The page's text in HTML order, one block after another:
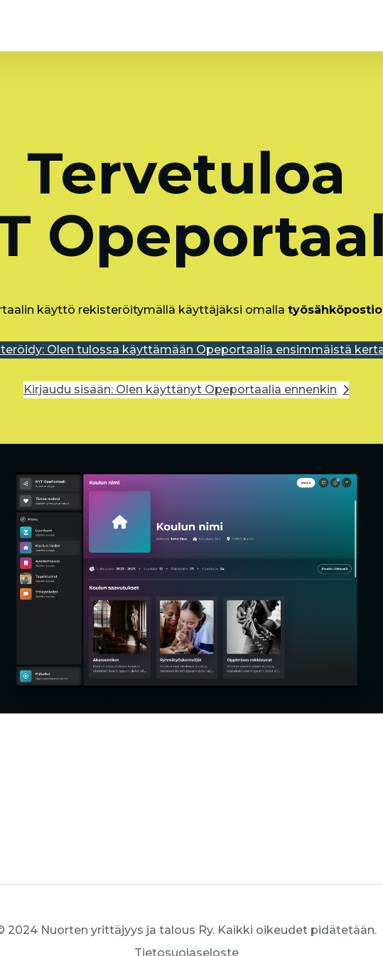
Tervetuloa
käyttö rekisteröitymällä käyttäjäksi omalla
Olen tulossa käyttämään Opeportaalia ensimmäistä
Kirjaudu sisään: Olen käyttänyt Opeportaalia ennenkin
2024 Nuorten yrittäjyys ja talous Ry. Kaikki oikeudet pidätetään.
Tietosuojaseloste